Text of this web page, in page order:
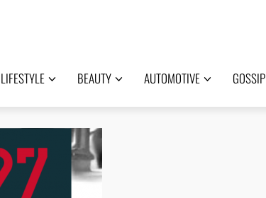
LIFESTYLE BEAUTY AUTOMOTIVE GOSSIP